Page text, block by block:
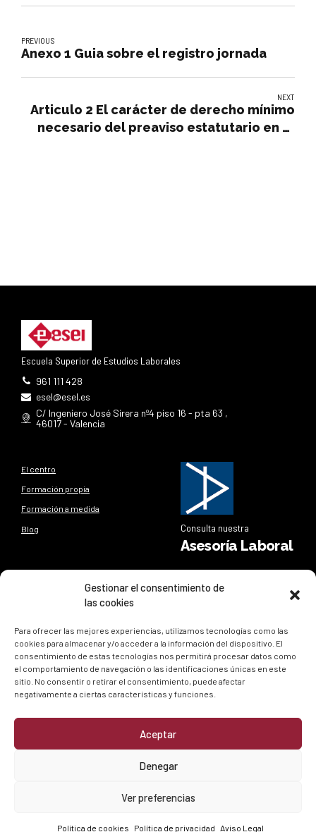
Gestionar el consentimiento de
las cookies
Para ofrecer las mejores experiencias, utilizamos tecnologías como las
cookies para almacenar y/o acceder a la información del dispositivo. El
consentimiento de estas tecnologías nos permitirá procesar datos como
el comportamiento de navegación o las identificaciones únicas en este
sitio. No consentir o retirar el consentimiento, puede afectar
negativamente a ciertas características y funciones.
Aceptar
Denegar
Ver preferencias
Política de cookies Política de privacidad Aviso Legal
PREVIOUS
Anexo 1 Guia sobre el registro jornada
NEXT
Articulo 2 El carácter de derecho mínimo
necesario del preaviso estatutario en el
Escuela Superior de Estudios Laborales
961 111 428
esel@esel.es
C/ Ingeniero José Sirera nº4 piso 16 - pta 63 ,
46017 - Valencia
El centro
Formación propia
Formación a medida
Blog Consulta nuestra
Asesoría Laboral
que sucede enESEL
Política de privacidad
. Todos los derechos reservados.